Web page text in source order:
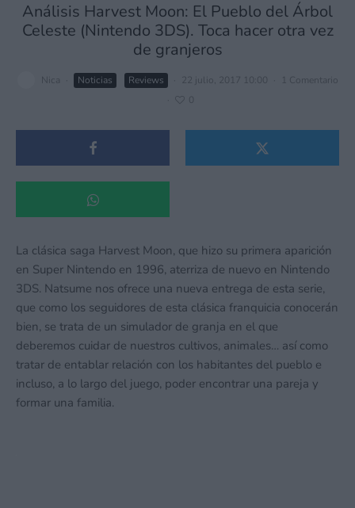
Análisis Harvest Moon: El Pueblo del Árbol
Celeste (Nintendo 3DS). Toca hacer otra vez
de granjeros
Nica Noticias Reviews 22 julio, 2017 10:00
1 Comentario
0
La clásica saga Harvest Moon, que hizo su primera aparición
en Super Nintendo en 1996, aterriza de nuevo en Nintendo
3DS. Natsume nos ofrece una nueva entrega de esta serie,
que como los seguidores de esta clásica franquicia conocerán
bien, se trata de un simulador de granja en el que
deberemos cuidar de nuestros cultivos, animales… así como
tratar de entablar relación con los habitantes del pueblo e
incluso, a lo largo del juego, poder encontrar una pareja y
formar una familia.